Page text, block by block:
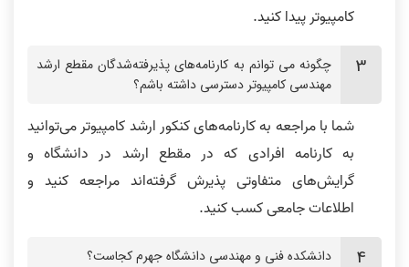
کامپیوتر پیدا کنید.
چگونه‌ می توانم به کارنامه‌های پذیرفته‌شدگان مقطع ارشد
مهندسی کامپیوتر دسترسی داشته باشم؟
شما با مراجعه به کارنامه‌های کنکور ارشد کامپیوتر می‌توانید
به کارنامه افرادی که در مقطع ارشد در دانشگاه و
گرایش‌های متفاوتی پذیرش گرفته‌اند مراجعه کنید و
اطلاعات جامعی کسب کنید.
دانشکده فنی و مهندسی دانشگاه جهرم کجاست؟